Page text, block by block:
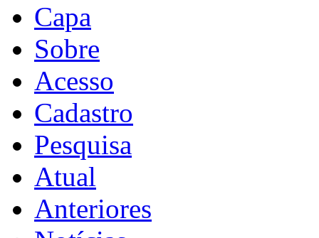
Capa
Sobre
Acesso
Cadastro
Pesquisa
Atual
Anteriores